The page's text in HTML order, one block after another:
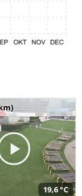
19,6 °C